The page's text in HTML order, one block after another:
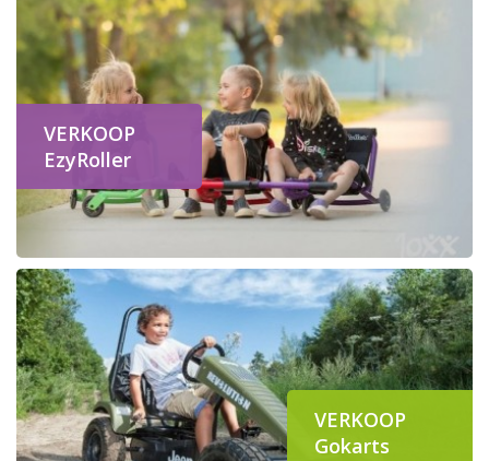
VERKOOP
EzyRoller
VERKOOP
Gokarts